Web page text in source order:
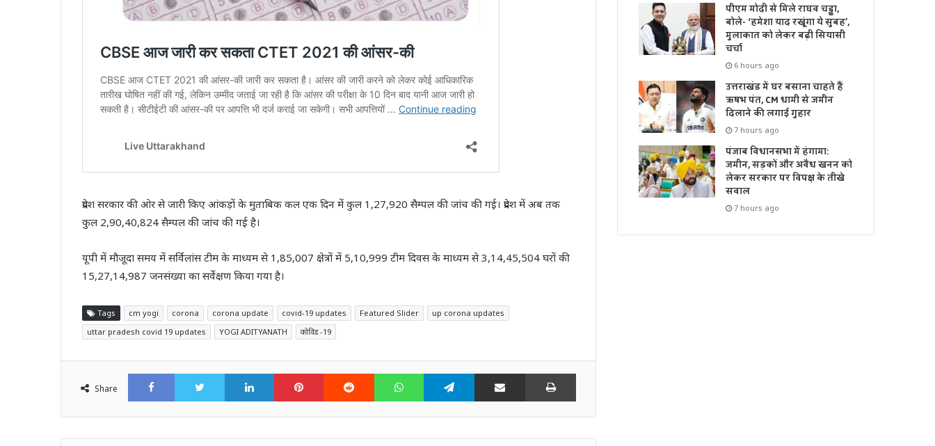
प्रदेश सरकार की ओर से जारी किए आंकड़ों के मुताबिक कल एक दिन में कुल 1,27,920 सैम्पल की जांच की गई। प्रदेश में अब तक
कुल 2,90,40,824 सैम्पल की जांच की गई है।
यूपी में मौजूदा समय में सर्विलांस टीम के माध्यम से 1,85,007 क्षेत्रों में 5,10,999 टीम दिवस के माध्यम से 3,14,45,504 घरों की
15,27,14,987 जनसंख्या का सर्वेक्षण किया गया है।
Tags cm yogi corona corona update covid-19 updates Featured Slider
up corona updates
uttar pradesh covid 19 updates
YOGI ADITYANATH कोविड -19
Share
FacebookTwitter LinkedIn Pinterest Reddit WhatsAppTelegram Share via Email Print
पीएम मोदी से मिले राघव चड्ढा,
बोले- ‘हमेशा याद रखूंगा ये सुबह’,
मुलाकात को लेकर बढ़ी सियासी
चर्चा
6 hours ago
उत्तराखंड में घर बसाना चाहते हैं
ऋषभ पंत, CM धामी से जमीन
दिलाने की लगाई गुहार
7 hours ago
पंजाब विधानसभा में हंगामा:
जमीन, सड़कों और अवैध खनन को
लेकर सरकार पर विपक्ष के तीखे
सवाल
7 hours ago